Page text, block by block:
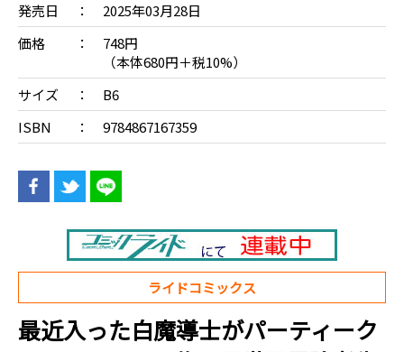
発売日
2025年03月28日
価格
748円
（本体680円＋税10%）
サイズ
B6
ISBN
9784867167359
ライドコミックス
最近入った白魔導士がパーティーク